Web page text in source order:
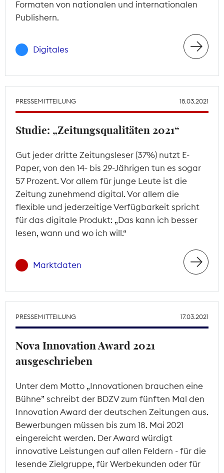
Formaten von nationalen und internationalen
Publishern.
Digitales
PRESSEMITTEILUNG 18.03.2021
Studie: „Zeitungsqualitäten 2021“
Gut jeder dritte Zeitungsleser (37%) nutzt E-
Paper, von den 14- bis 29-Jährigen tun es sogar
57 Prozent. Vor allem für junge Leute ist die
Zeitung zunehmend digital. Vor allem die
flexible und jederzeitige Verfügbarkeit spricht
für das digitale Produkt: „Das kann ich besser
lesen, wann und wo ich will.“
Marktdaten
PRESSEMITTEILUNG 17.03.2021
Nova Innovation Award 2021
ausgeschrieben
Unter dem Motto „Innovationen brauchen eine
Bühne” schreibt der BDZV zum fünften Mal den
Innovation Award der deutschen Zeitungen aus.
Bewerbungen müssen bis zum 18. Mai 2021
eingereicht werden. Der Award würdigt
innovative Leistungen auf allen Feldern - für die
lesende Zielgruppe, für Werbekunden oder für